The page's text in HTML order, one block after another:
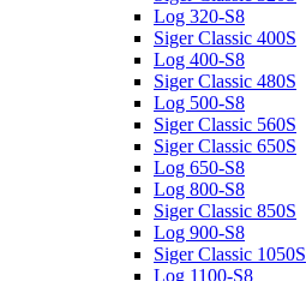
Log 320-S8
Siger Classic 400S
Log 400-S8
Siger Classic 480S
Log 500-S8
Siger Classic 560S
Siger Classic 650S
Log 650-S8
Log 800-S8
Siger Classic 850S
Log 900-S8
Siger Classic 1050S
Log 1100-S8